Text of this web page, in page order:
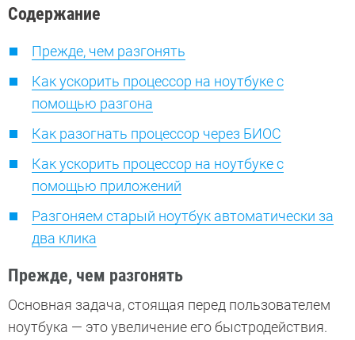
Содержание
Прежде, чем разгонять
Как ускорить процессор на ноутбуке с
помощью разгона
Как разогнать процессор через БИОС
Как ускорить процессор на ноутбуке с
помощью приложений
Разгоняем старый ноутбук автоматически за
два клика
Прежде, чем разгонять
Основная задача, стоящая перед пользователем
ноутбука — это увеличение его быстродействия.